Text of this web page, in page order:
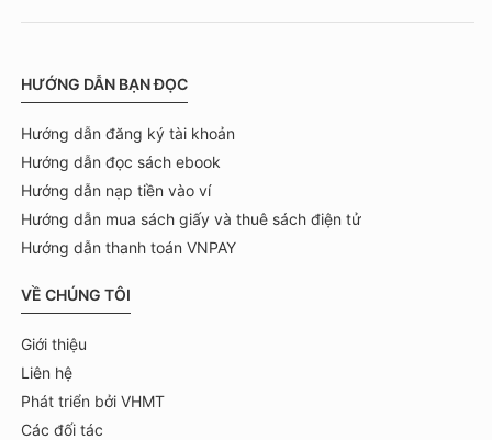
HƯỚNG DẪN BẠN ĐỌC
Hướng dẫn đăng ký tài khoản
Hướng dẫn đọc sách ebook
Hướng dẫn nạp tiền vào ví
Hướng dẫn mua sách giấy và thuê sách điện tử
Hướng dẫn thanh toán VNPAY
VỀ CHÚNG TÔI
Giới thiệu
Liên hệ
Phát triển bởi VHMT
Các đối tác